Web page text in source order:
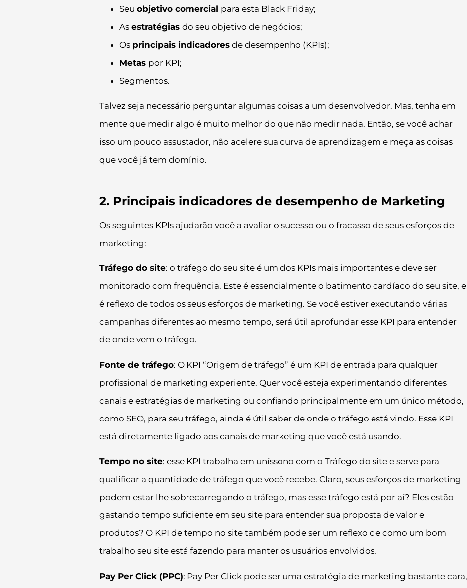
Seu objetivo comercial para esta Black Friday;
As estratégias do seu objetivo de negócios;
Os principais indicadores de desempenho (KPIs);
Metas por KPI;
Segmentos.
Talvez seja necessário perguntar algumas coisas a um desenvolvedor. Mas, tenha em
mente que medir algo é muito melhor do que não medir nada. Então, se você achar
isso um pouco assustador, não acelere sua curva de aprendizagem e meça as coisas
que você já tem domínio.
2. Principais indicadores de desempenho de Marketing
Os seguintes KPIs ajudarão você a avaliar o sucesso ou o fracasso de seus esforços de
marketing:
Tráfego do site: o tráfego do seu site é um dos KPIs mais importantes e deve ser
monitorado com frequência. Este é essencialmente o batimento cardíaco do seu site, e
é reflexo de todos os seus esforços de marketing. Se você estiver executando várias
campanhas diferentes ao mesmo tempo, será útil aprofundar esse KPI para entender
de onde vem o tráfego.
Fonte de tráfego: O KPI “Origem de tráfego” é um KPI de entrada para qualquer
profissional de marketing experiente. Quer você esteja experimentando diferentes
canais e estratégias de marketing ou confiando principalmente em um único método,
como SEO, para seu tráfego, ainda é útil saber de onde o tráfego está vindo. Esse KPI
está diretamente ligado aos canais de marketing que você está usando.
Tempo no site: esse KPI trabalha em uníssono com o Tráfego do site e serve para
qualificar a quantidade de tráfego que você recebe. Claro, seus esforços de marketing
podem estar lhe sobrecarregando o tráfego, mas esse tráfego está por aí? Eles estão
gastando tempo suficiente em seu site para entender sua proposta de valor e
produtos? O KPI de tempo no site também pode ser um reflexo de como um bom
trabalho seu site está fazendo para manter os usuários envolvidos.
Pay Per Click (PPC): Pay Per Click pode ser uma estratégia de marketing bastante cara,